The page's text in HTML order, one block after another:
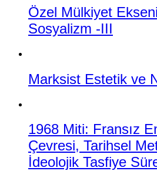
Özel Mülkiyet
Sosyalizm -III
Marksist Estetik ve
1968 Miti: Fransız
Çevresi, Tarihsel
İdeolojik Tasfiye